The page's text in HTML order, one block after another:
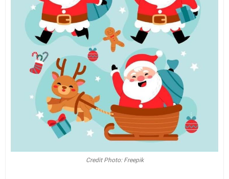
Credit Photo: Freepik